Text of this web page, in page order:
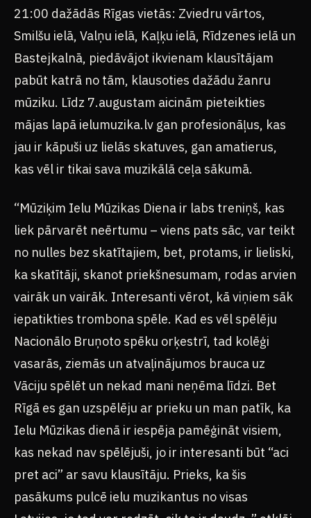
21:00 dažādās Rīgas vietās: Zviedru vārtos,
Smilšu ielā, Valņu ielā, Kaļķu ielā, Rīdzenes ielā un
Bastejkalnā, piedāvājot ikvienam klausītājam
pabūt katrā no tām, klausoties dažādu žanru
mūziku. Līdz 7.augustam aicinām pieteikties
mājas lapā ielumuzika.lv gan profesionāļus, kas
jau ir kāpuši uz lielās skatuves, gan amatierus,
kas vēl ir tikai sava muzikālā ceļa sākumā.
“Mūziķim Ielu Mūzikas Diena ir labs treniņš, kas
liek pārvarēt neērtumu – viens pats sāc, var teikt
no nulles bez skatītajiem, bet, protams, ir lieliski,
ka skatītāji, skanot priekšnesumam, rodas arvien
vairāk un vairāk. Interesanti vērot, kā viņiem sāk
iepatikties trombona spēle. Kad es vēl spēlēju
Nacionālo Bruņoto spēku orķestrī, tad kolēģi
vasarās, ziemās un atvaļinājumos brauca uz
Vāciju spēlēt un nekad mani neņēma līdzi. Bet
Rīgā es gan uzspēlēju ar prieku un man patīk, ka
Ielu Mūzikas dienā ir iespēja pamēģināt visiem,
kas nekad nav spēlējuši, jo ir interesanti būt “aci
pret aci” ar savu klausītāju. Prieks, ka šis
pasākums pulcē ielu muzikantus no visas